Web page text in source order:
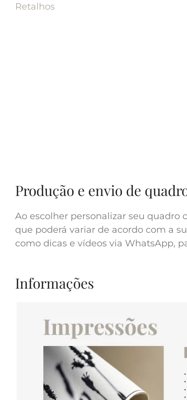
Retalhos
Produção e envio de
Ao escolher personalizar seu quadro
que poderá variar de acordo com a
como dicas e vídeos via WhatsApp,
Informações